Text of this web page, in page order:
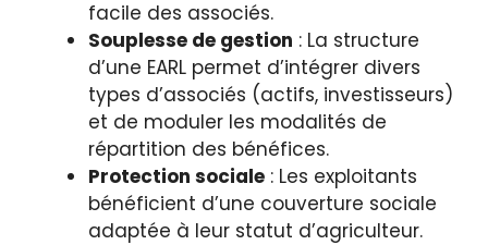
facile des associés.
Souplesse de gestion : La structure
d’une EARL permet d’intégrer divers
types d’associés (actifs, investisseurs)
et de moduler les modalités de
répartition des bénéfices.
Protection sociale : Les exploitants
bénéficient d’une couverture sociale
adaptée à leur statut d’agriculteur.